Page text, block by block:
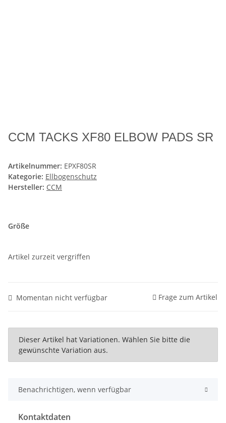
CCM TACKS XF80 ELBOW PADS SR
Artikelnummer: EPXF80SR
Kategorie: Ellbogenschutz
Hersteller: CCM
Größe
Artikel zurzeit vergriffen
Momentan nicht verfügbar Frage zum Artikel
x
Dieser Artikel hat Variationen. Wählen Sie bitte die
gewünschte Variation aus.
Benachrichtigen, wenn verfügbar
Kontaktdaten